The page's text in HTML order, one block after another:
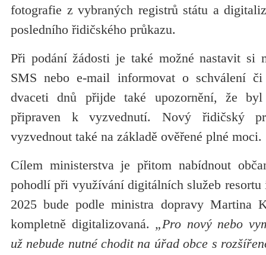
fotografie z vybraných registrů státu a
posledního řidičského průkazu.
Při podání žádosti je také možné nastavit si
SMS nebo e-mail informovat o schválení
dvaceti dnů přijde také upozornění, že
připraven k vyzvednutí. Nový řidičský
vyzvednout také na základě ověřené plné moci.
Cílem ministerstva je přitom nabídnout
pohodlí při využívání digitálních služeb resortu
2025 bude podle ministra dopravy Martina
kompletně digitalizovaná. „Pro nový nebo
už nebude nutné chodit na úřad obce s